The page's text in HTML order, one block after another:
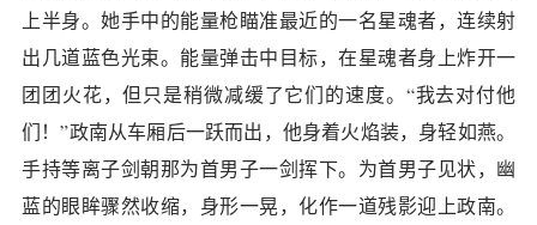
上半身。她手中的能量枪瞄准最近的一名星魂者，连续射
出几道蓝色光束。能量弹击中目标，在星魂者身上炸开一
团团火花，但只是稍微减缓了它们的速度。“我去对付他
们！”政南从车厢后一跃而出，他身着火焰装，身轻如燕。
手持等离子剑朝那为首男子一剑挥下。为首男子见状，幽
蓝的眼眸骤然收缩，身形一晃，化作一道残影迎上政南。